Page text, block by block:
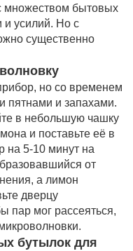
множеством бытовых
и усилий. Но с
существенно
но со временем
пятнами и запахами.
в небольшую чашку
и поставьте её в
на 5-10 минут на
от
а лимон
дверцу
пар мог рассеяться,
бутылок для